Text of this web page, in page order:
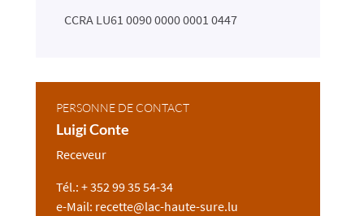
CCRA LU61 0090 0000 0001 0447
PERSONNE DE CONTACT
Luigi Conte
Receveur
Tél.: + 352 99 35 54-34
e-Mail: recette@lac-haute-sure.lu